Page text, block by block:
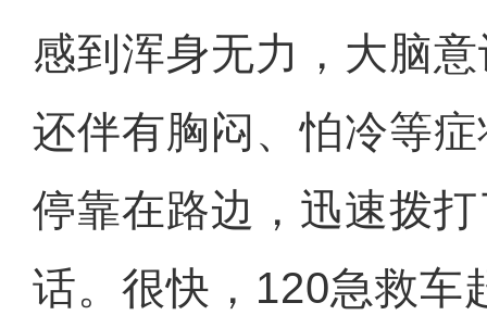
感到浑身无力，大脑
还伴有胸闷、怕冷等
停靠在路边，迅速拨
话。很快，120急救车